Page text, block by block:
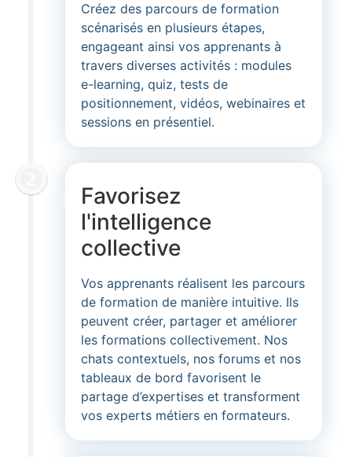
Créez des parcours de formation
scénarisés en plusieurs étapes,
engageant ainsi vos apprenants à
travers diverses activités : modules
e-learning, quiz, tests de
positionnement, vidéos, webinaires et
sessions en présentiel.
Favorisez
l'intelligence
collective
Vos apprenants réalisent les parcours
de formation de manière intuitive. Ils
peuvent créer, partager et améliorer
les formations collectivement. Nos
chats contextuels, nos forums et nos
tableaux de bord favorisent le
partage d’expertises et transforment
vos experts métiers en formateurs.